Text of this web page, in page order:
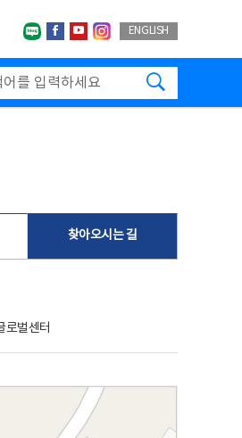
네이버블로그
페이스북
유투브인스타그랩
ENGLISH
찾아오시는 길
로벌센터